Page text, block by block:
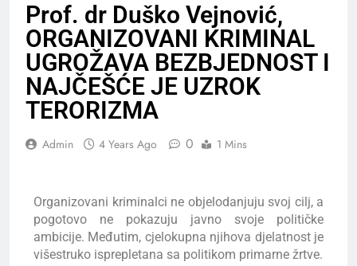
Prof. dr Duško Vejnović,
ORGANIZOVANI KRIMINAL
UGROŽAVA BEZBJEDNOST I
NAJČEŠĆE JE UZROK
TERORIZMA
Admin 4 Years Ago 0 1 Mins
Organizovani kriminalci ne objelodanjuju svoj cilj, a
pogotovo ne pokazuju javno svoje političke
ambicije. Međutim, cjelokupna njihova djelatnost je
višestruko isprepletana sa politikom primarne žrtve.